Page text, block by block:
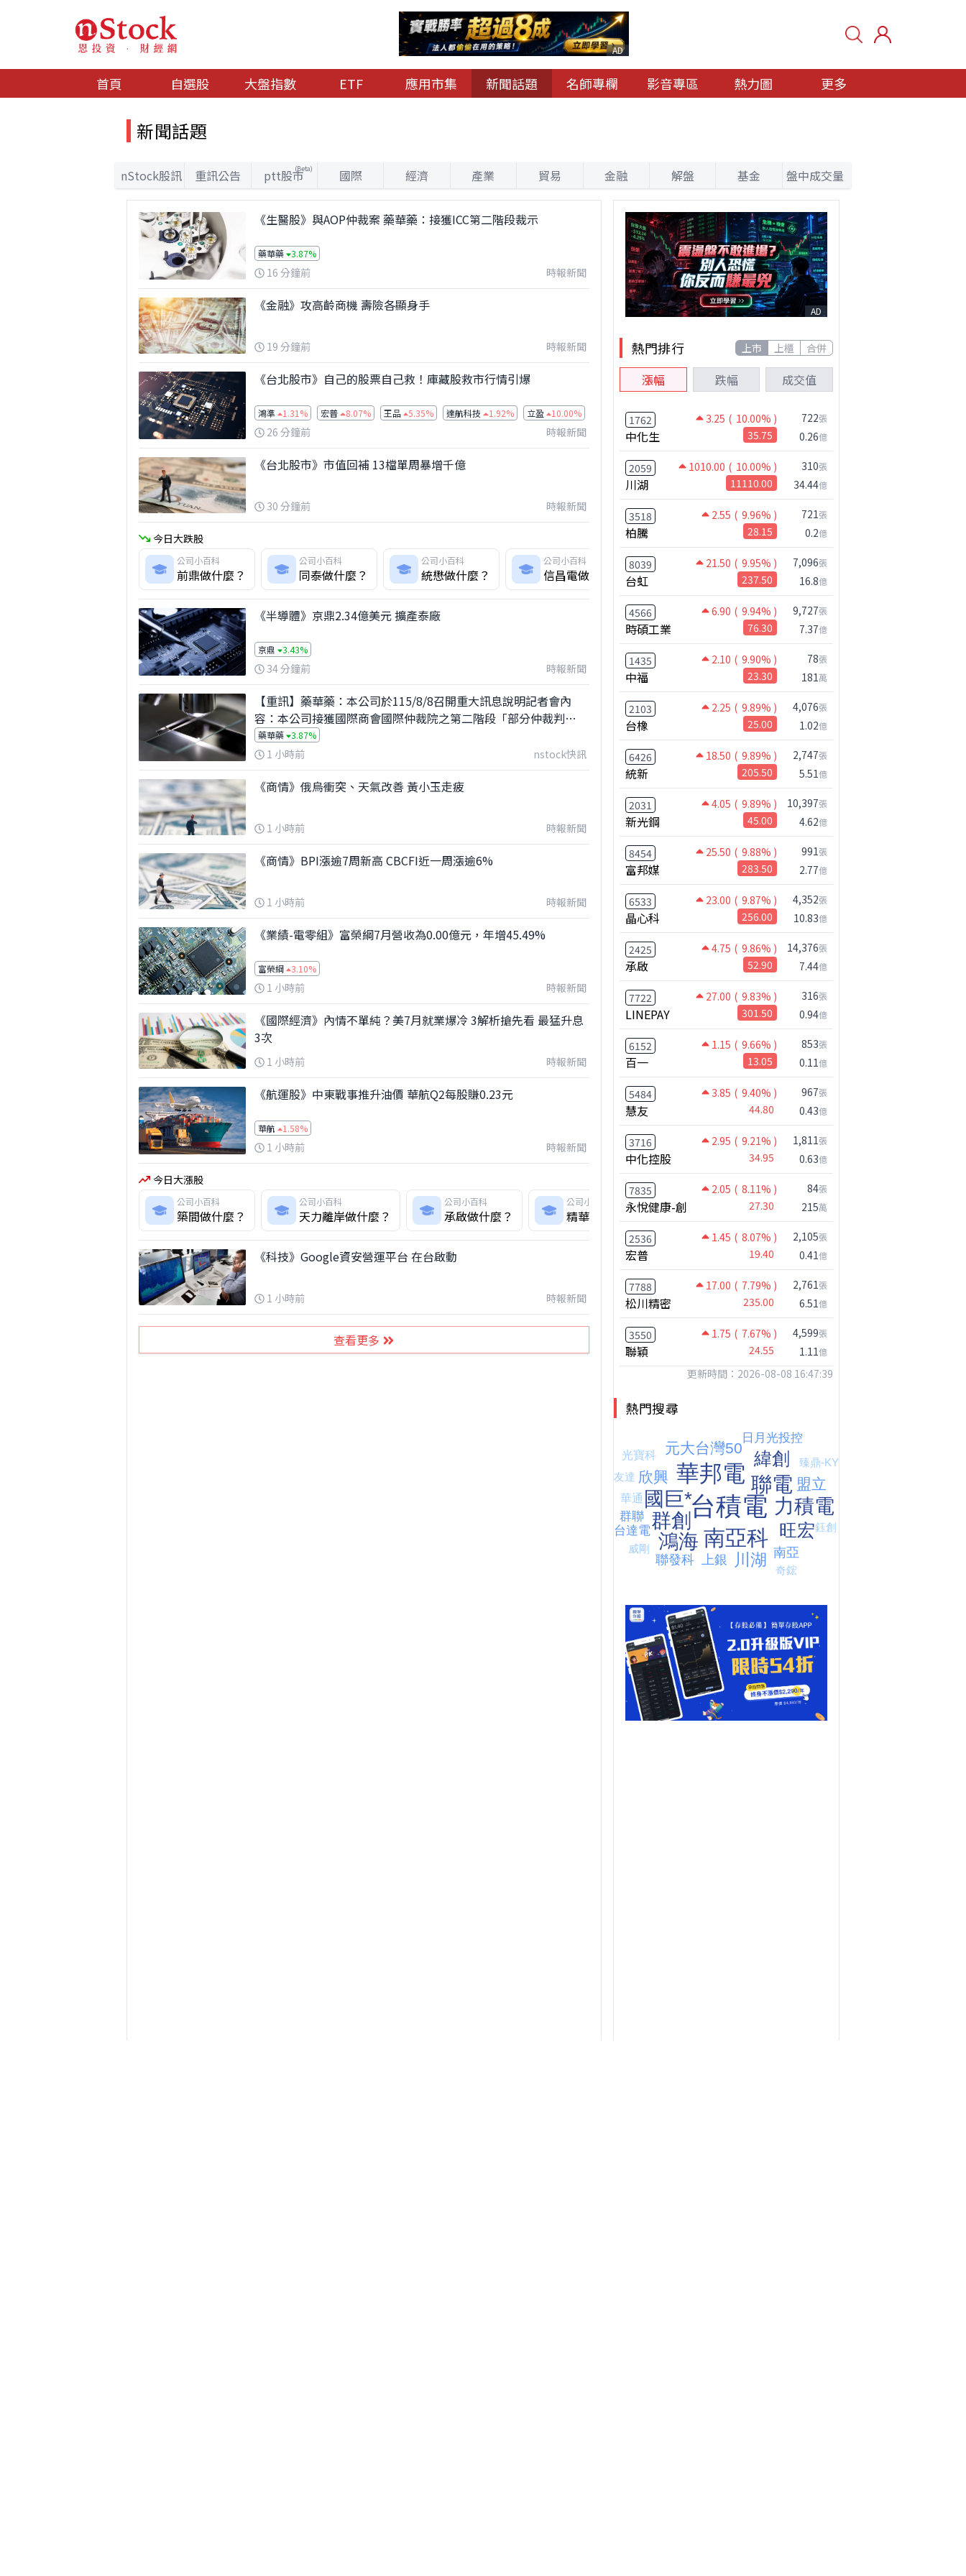
AD
首頁 自選股 大盤指數 ETF 應用市集 新聞話題 名師專欄 影音專區 熱力圖 更多
新聞話題
nStock股訊 重訊公告 ptt股市(Beta) 國際 經濟 產業 貿易 金融 解盤 基金 盤中成交量
《生醫股》與AOP仲裁案 藥華藥：接獲ICC第二階段裁示
藥華藥 3.87%
16 分鐘前 時報新聞
《金融》攻高齡商機 壽險各顯身手
19 分鐘前 時報新聞
《台北股市》自己的股票自己救！庫藏股救市行情引爆
鴻準 1.31% 宏普 8.07% 王品 5.35% 達航科技 1.92% 立盈 10.00% 天能綠電 9.89%
26 分鐘前 時報新聞
《台北股市》市值回補 13檔單周暴增千億
30 分鐘前 時報新聞
今日大跌股
公司小百科
前鼎做什麼？
公司小百科
同泰做什麼？
公司小百科
統懋做什麼？
公司小百科
信昌電做什麼？
公司小百科
宜鼎做什麼？
《半導體》京鼎2.34億美元 擴產泰廠
京鼎 3.43%
34 分鐘前 時報新聞
【重訊】藥華藥：本公司於115/8/8召開重大訊息說明記者會內
容：本公司接獲國際商會國際仲裁院之第二階段「部分仲裁判
斷」
藥華藥 3.87%
1 小時前 nstock快訊
《商情》俄烏衝突、天氣改善 黃小玉走疲
1 小時前 時報新聞
《商情》BPI漲逾7周新高 CBCFI近一周漲逾6%
1 小時前 時報新聞
《業績-電零組》富榮綱7月營收為0.00億元，年增45.49%
富榮綱 3.10%
1 小時前 時報新聞
《國際經濟》內情不單純？美7月就業爆冷 3解析搶先看 最猛升息
3次
1 小時前 時報新聞
《航運股》中東戰事推升油價 華航Q2每股賺0.23元
華航 1.58%
1 小時前 時報新聞
今日大漲股
公司小百科
築間做什麼？
公司小百科
天力離岸做什麼？
公司小百科
承啟做什麼？
公司小百科
精華生醫做什麼？
公司小百科
慧友做什麼？
《科技》Google資安營運平台 在台啟動
1 小時前 時報新聞
查看更多
AD
熱門排行 上市 上櫃 合併
漲幅 跌幅 成交值
1762 3.25 ( 10.00% )
中化生 35.75
722張
0.26億
2059 1010.00 ( 10.00% )
川湖 11110.00
310張
34.44億
3518 2.55 ( 9.96% )
柏騰 28.15
721張
0.2億
8039 21.50 ( 9.95% )
台虹 237.50
7,096張
16.8億
4566 6.90 ( 9.94% )
時碩工業 76.30
9,727張
7.37億
1435 2.10 ( 9.90% )
中福 23.30
78張
181萬
2103 2.25 ( 9.89% )
台橡 25.00
4,076張
1.02億
6426 18.50 ( 9.89% )
統新 205.50
2,747張
5.51億
2031 4.05 ( 9.89% )
新光鋼 45.00
10,397張
4.62億
8454 25.50 ( 9.88% )
富邦媒 283.50
991張
2.77億
6533 23.00 ( 9.87% )
晶心科 256.00
4,352張
10.83億
2425 4.75 ( 9.86% )
承啟 52.90
14,376張
7.44億
7722 27.00 ( 9.83% )
LINEPAY 301.50
316張
0.94億
6152 1.15 ( 9.66% )
百一 13.05
853張
0.11億
5484 3.85 ( 9.40% )
慧友 44.80
967張
0.43億
3716 2.95 ( 9.21% )
中化控股 34.95
1,811張
0.63億
7835 2.05 ( 8.11% )
永悅健康-創 27.30
84張
215萬
2536 1.45 ( 8.07% )
宏普 19.40
2,105張
0.41億
7788 17.00 ( 7.79% )
松川精密 235.00
2,761張
6.51億
3550 1.75 ( 7.67% )
聯穎 24.55
4,599張
1.11億
更新時間：2026-08-08 16:47:39
熱門搜尋